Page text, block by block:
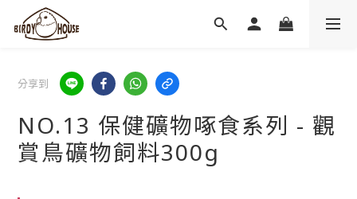
分享到
NO.13 保健礦物啄食系列 - 觀
賞鳥礦物飼料300g